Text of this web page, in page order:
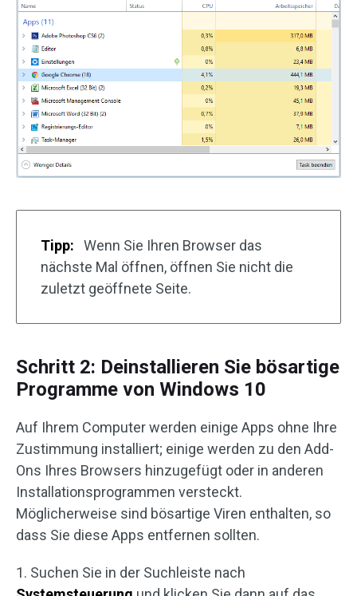
Tipp:
Wenn Sie Ihren Browser das
nächste Mal öffnen, öffnen Sie nicht die
zuletzt geöffnete Seite.
Schritt 2: Deinstallieren Sie bösartige
Programme von Windows 10
Auf Ihrem Computer werden einige Apps ohne Ihre
Zustimmung installiert; einige werden zu den Add-
Ons Ihres Browsers hinzugefügt oder in anderen
Installationsprogrammen versteckt.
Möglicherweise sind bösartige Viren enthalten, so
dass Sie diese Apps entfernen sollten.
1. Suchen Sie in der Suchleiste nach